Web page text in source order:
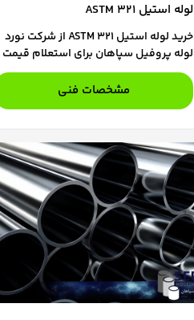
لوله استیل ASTM 321
خرید لوله استیل ASTM 321 از شرکت نورد
لوله پروفیل سپاهان برای استعلام قیمت
و ثبت سفارش، با کارشناسان فروش ما در
تماس باشید.
مشخصات فنی